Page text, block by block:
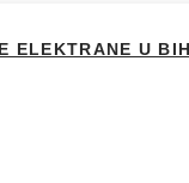
ELEKTRANE U